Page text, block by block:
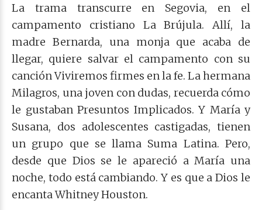
La trama transcurre en Segovia, en el
campamento cristiano La Brújula. Allí, la
madre Bernarda, una monja que acaba de
llegar, quiere salvar el campamento con su
canción Viviremos firmes en la fe. La hermana
Milagros, una joven con dudas, recuerda cómo
le gustaban Presuntos Implicados. Y María y
Susana, dos adolescentes castigadas, tienen
un grupo que se llama Suma Latina. Pero,
desde que Dios se le apareció a María una
noche, todo está cambiando. Y es que a Dios le
encanta Whitney Houston.